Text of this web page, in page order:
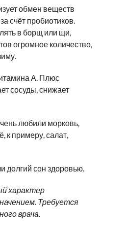
обмен веществ
счёт пробиотиков.
в борщ или щи,
огромное количество,
А. Плюс
сосуды, снижает
любили морковь,
к примеру, салат,
долгий сон здоровью.
характер
Требуется
врача.